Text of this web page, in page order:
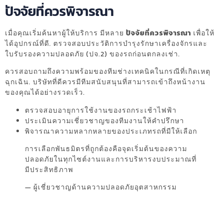
ปัจจัยที่ควรพิจารณา
เมื่อคุณเริ่มค้นหาผู้ให้บริการ มีหลาย ปัจจัยที่ควรพิจารณา เพื่อให้
ได้อุปกรณ์ที่ดี. ตรวจสอบประวัติการบำรุงรักษาเครื่องจักรและ
ใบรับรองความปลอดภัย (ปจ.2) ของรถก่อนตกลงเช่า.
ควรสอบถามถึงความพร้อมของทีมช่างเทคนิคในกรณีที่เกิดเหตุ
ฉุกเฉิน. บริษัทที่ดีควรมีทีมสนับสนุนที่สามารถเข้าถึงหน้างาน
ของคุณได้อย่างรวดเร็ว.
ตรวจสอบอายุการใช้งานของรถกระเช้าไฟฟ้า
ประเมินความเชี่ยวชาญของทีมงานให้คำปรึกษา
พิจารณาความหลากหลายของประเภทรถที่มีให้เลือก
การเลือกพันธมิตรที่ถูกต้องคือจุดเริ่มต้นของความ
ปลอดภัยในทุกไซต์งานและการบริหารงบประมาณที่
มีประสิทธิภาพ
— ผู้เชี่ยวชาญด้านความปลอดภัยอุตสาหกรรม